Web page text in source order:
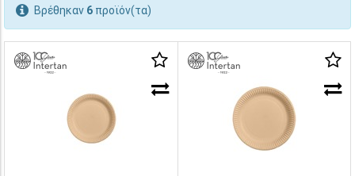
Βρέθηκαν 6 προϊόν(τα)